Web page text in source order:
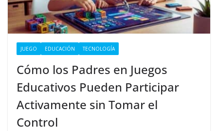
JUEGO EDUCACIÓN TECNOLOGÍA
Cómo los Padres en Juegos
Educativos Pueden Participar
Activamente sin Tomar el
Control